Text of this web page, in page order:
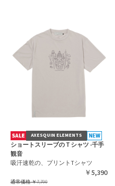
AXESQUIN ELEMENTS
ショートスリーブのＴシャツ -千手
観音
吸汗速乾の、プリントTシャツ
￥5,390
通常価格￥7,700